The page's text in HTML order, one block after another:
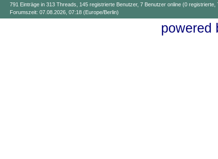
791 Einträge in 313 Threads, 145 registrierte Benutzer, 7 Benutzer online (0 registrierte,
Forumszeit: 07.08.2026, 07:18 (Europe/Berlin)
powered